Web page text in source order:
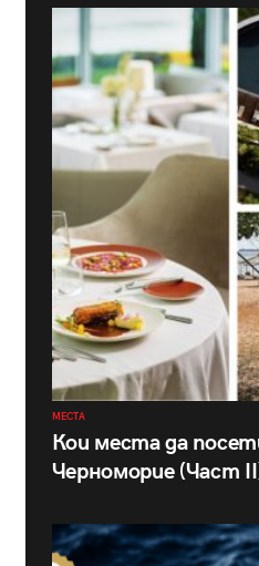
МЕСТА
Кои места да
Черноморие (Част